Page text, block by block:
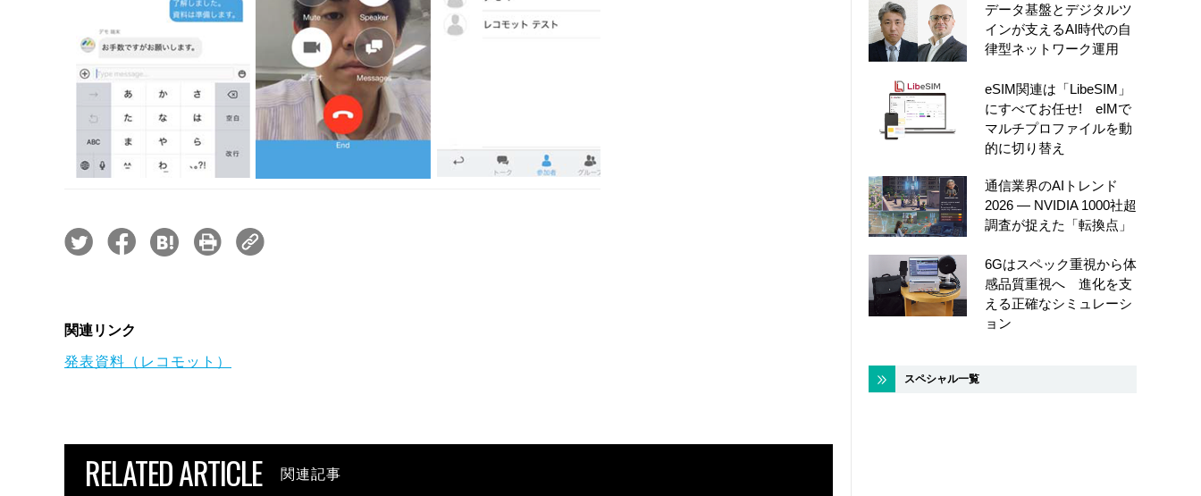
関連リンク
発表資料（レコモット）
RELATED ARTICLE 関連記事
データ基盤とデジタルツ
インが支えるAI時代の自
律型ネットワーク運用
eSIM関連は「LibeSIM」
にすべてお任せ! eIMで
マルチプロファイルを動
的に切り替え
通信業界のAIトレンド
2026 ― NVIDIA 1000社超
調査が捉えた「転換点」
6Gはスペック重視から体
感品質重視へ 進化を支
える正確なシミュレーシ
ョン
スペシャル一覧